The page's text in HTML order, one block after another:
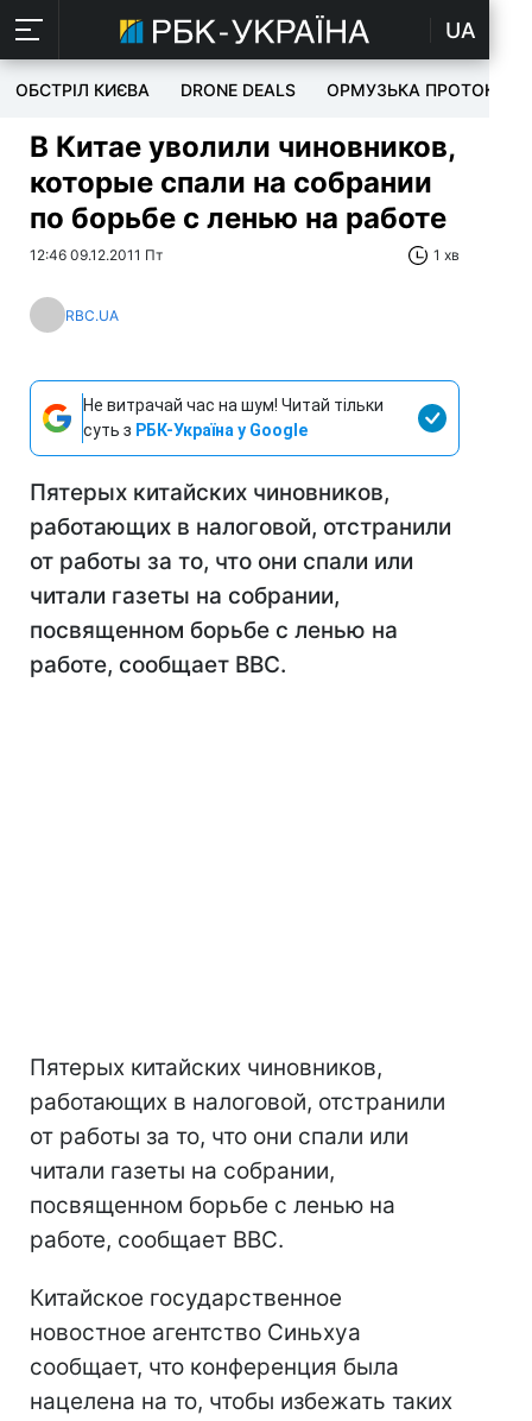
UA
ОБСТРІЛ КИЄВА DRONE DEALS ОРМУЗЬКА ПРОТОКА
В Китае уволили чиновников,
которые спали на собрании
по борьбе с ленью на работе
12:46 09.12.2011 Пт 1 хв
RBC.UA
Не витрачай час на шум! Читай тільки
суть з РБК-Україна у Google
Пятерых китайских чиновников,
работающих в налоговой, отстранили
от работы за то, что они спали или
читали газеты на собрании,
посвященном борьбе с ленью на
работе, сообщает ВВС.
Пятерых китайских чиновников,
работающих в налоговой, отстранили
от работы за то, что они спали или
читали газеты на собрании,
посвященном борьбе с ленью на
работе, сообщает ВВС.
Китайское государственное
новостное агентство Синьхуа
сообщает, что конференция была
нацелена на то, чтобы избежать таких